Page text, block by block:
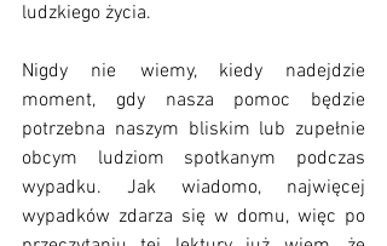
ludzkiego życia.
Nigdy nie wiemy, kiedy nadejdzie
moment, gdy nasza pomoc będzie
potrzebna naszym bliskim lub zupełnie
obcym ludziom spotkanym podczas
wypadku. Jak wiadomo, najwięcej
wypadków zdarza się w domu, więc po